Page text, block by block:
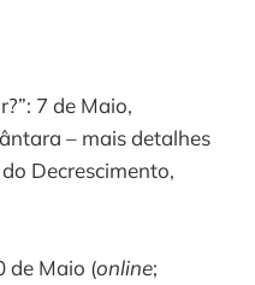
7 de Maio,
– mais detalhes
Decrescimento,
de Maio (online;